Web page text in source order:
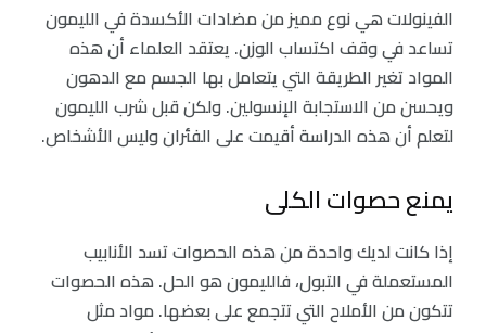
الفينولات هي نوع مميز من مضادات الأكسدة في الليمون
تساعد في وقف اكتساب الوزن. يعتقد العلماء أن هذه
المواد تغير الطريقة التي يتعامل بها الجسم مع الدهون
ويحسن من الاستجابة الإنسولين. ولكن قبل شرب الليمون
لتعلم أن هذه الدراسة أقيمت على الفئران وليس الأشخاص.
يمنع حصوات الكلى
إذا كانت لديك واحدة من هذه الحصوات تسد الأنابيب
المستعملة في التبول، فالليمون هو الحل. هذه الحصوات
تتكون من الأملاح التي تتجمع على بعضها. مواد مثل